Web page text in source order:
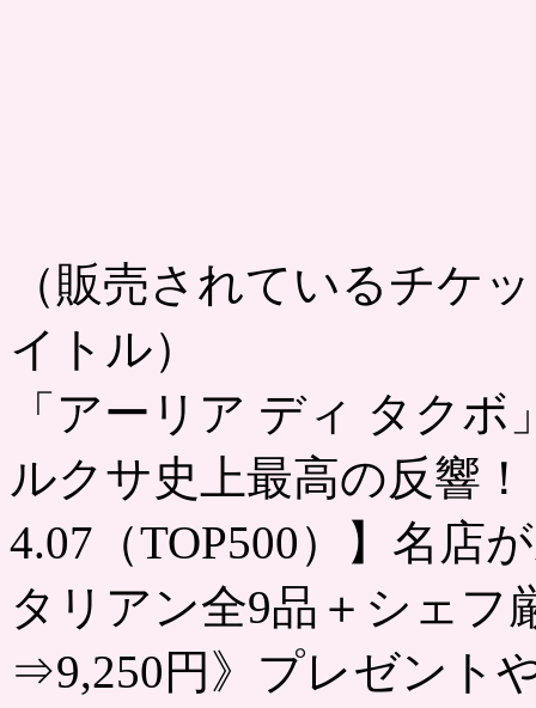
（販売されているチケ
イトル）
「アーリア ディ タクボ
ルクサ史上最高の反響
4.07（TOP500）】名店
タリアン全9品＋シェフ
⇒9,250円》プレゼント